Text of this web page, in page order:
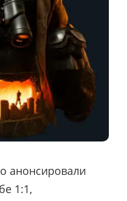
анонсировали
1:1,